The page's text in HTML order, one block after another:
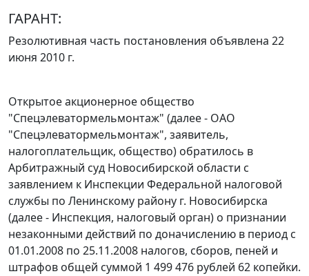
ГАРАНТ:
Резолютивная часть постановления объявлена 22
июня 2010 г.
Открытое акционерное общество
"Спецэлеватормельмонтаж" (далее - ОАО
"Спецэлеватормельмонтаж", заявитель,
налогоплательщик, общество) обратилось в
Арбитражный суд Новосибирской области с
заявлением к Инспекции Федеральной налоговой
службы по Ленинскому району г. Новосибирска
(далее - Инспекция, налоговый орган) о признании
незаконными действий по доначислению в период с
01.01.2008 по 25.11.2008 налогов, сборов, пеней и
штрафов общей суммой 1 499 476 рублей 62 копейки.